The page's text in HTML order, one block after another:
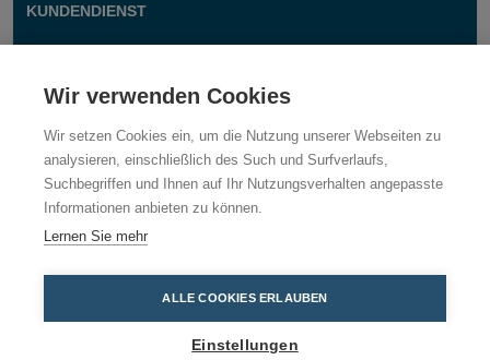
KUNDENDIENST
Wir verwenden Cookies
Wir setzen Cookies ein, um die Nutzung unserer Webseiten zu
analysieren, einschließlich des Such und Surfverlaufs,
Suchbegriffen und Ihnen auf Ihr Nutzungsverhalten angepasste
Informationen anbieten zu können.
Lernen Sie mehr
ALLE COOKIES ERLAUBEN
Einstellungen